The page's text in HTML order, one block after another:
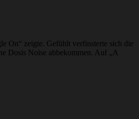
On“ zeigte. Gefühlt verfinsterte sich die
Dosis Noise abbekommen. Auf „A